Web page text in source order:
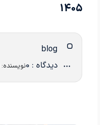
1405
دیدگاه : 0 نویسنده: